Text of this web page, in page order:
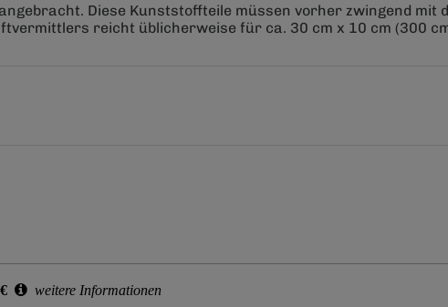
Diese Kunststoffteile müssen vorher zwingend
reicht üblicherweise für ca. 30 cm x 10 cm (300
€ weitere Informationen